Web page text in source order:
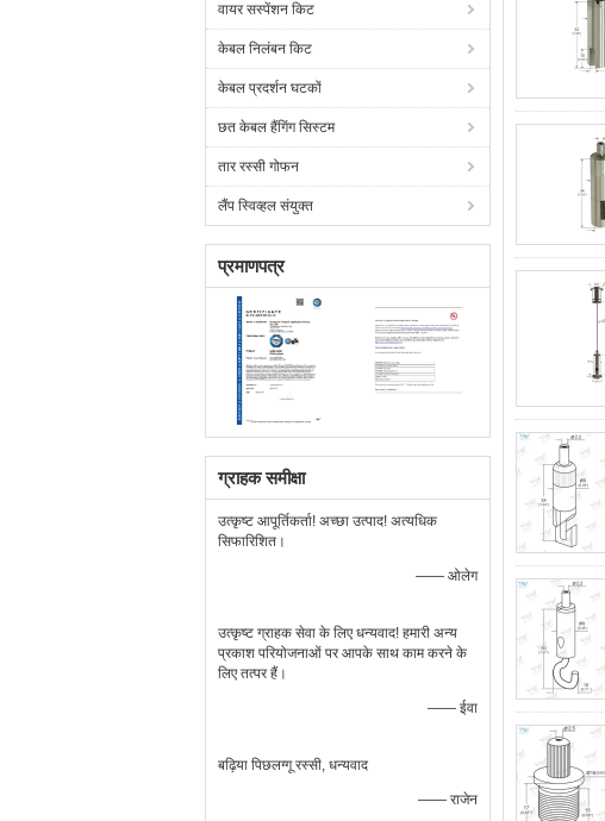
वायर सस्पेंशन किट
केबल निलंबन किट
केबल प्रदर्शन घटकों
छत केबल हैंगिंग सिस्टम
तार रस्सी गोफन
लैंप स्विव्हल संयुक्त
प्रमाणपत्र
ग्राहक समीक्षा
उत्कृष्ट आपूर्तिकर्ता! अच्छा उत्पाद! अत्यधिक
सिफारिशित।
—— ओलेग
उत्कृष्ट ग्राहक सेवा के लिए धन्यवाद! हमारी अन्य
प्रकाश परियोजनाओं पर आपके साथ काम करने के
लिए तत्पर हैं।
—— ईवा
बढ़िया पिछलग्गू रस्सी, धन्यवाद
—— राजेन